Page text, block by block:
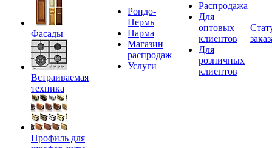
Фасады
Встраиваемая
техника
Профиль для
Рондо-
Пермь
Парма
Магазин
распродаж
Услуги
Распродажа
Для
оптовых
клиентов
Для
розничных
клиентов